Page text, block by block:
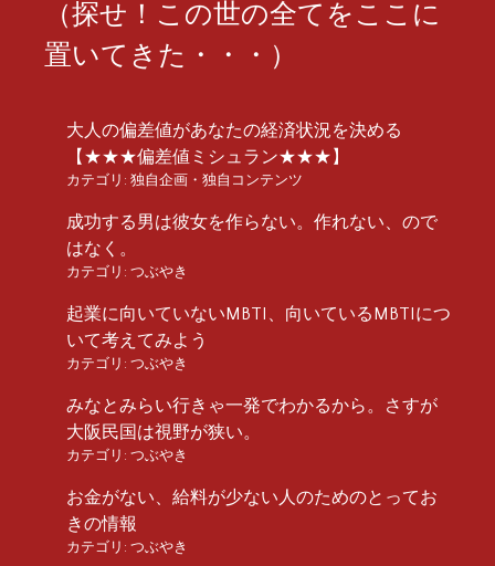
（探せ！この世の全てをここに
置いてきた・・・）
大人の偏差値があなたの経済状況を決める
【★★★偏差値ミシュラン★★★】
カテゴリ: 独自企画・独自コンテンツ
成功する男は彼女を作らない。作れない、ので
はなく。
カテゴリ: つぶやき
起業に向いていないMBTI、向いているMBTIにつ
いて考えてみよう
カテゴリ: つぶやき
みなとみらい行きゃ一発でわかるから。さすが
大阪民国は視野が狭い。
カテゴリ: つぶやき
お金がない、給料が少ない人のためのとってお
きの情報
カテゴリ: つぶやき